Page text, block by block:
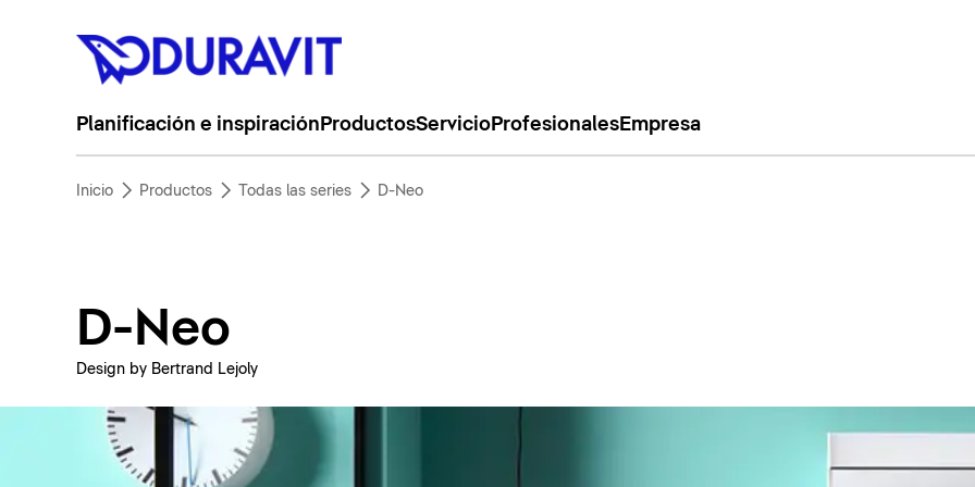
Planificación e inspiración ProductosServicioProfesionalesEmpresa
Inicio Productos Todas las series D-Neo
D-Neo
Design by Bertrand Lejoly